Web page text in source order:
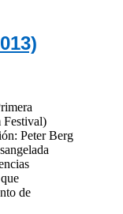
Peter Berg
de